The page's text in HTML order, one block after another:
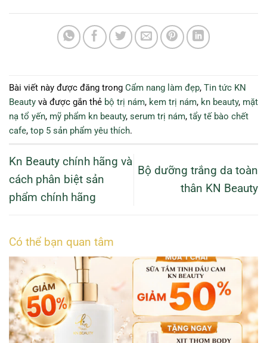
Bài viết này được đăng trong Cẩm nang làm đẹp, Tin tức KN
Beauty và được gắn thẻ bộ trị nám, kem trị nám, kn beauty, mặt
nạ tổ yến, mỹ phẩm kn beauty, serum trị nám, tẩy tế bào chết
cafe, top 5 sản phẩm yêu thích.
Kn Beauty chính hãng và
cách phân biệt sản
phẩm chính hãng
Bộ dưỡng trắng da toàn
thân KN Beauty
Có thể bạn quan tâm